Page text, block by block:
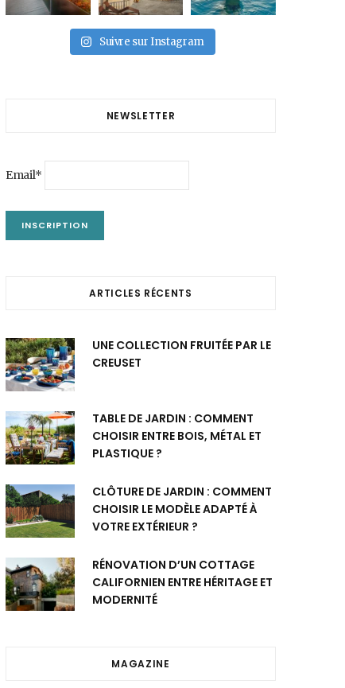
Suivre sur Instagram
NEWSLETTER
Email*
ARTICLES RÉCENTS
UNE COLLECTION FRUITÉE PAR LE
CREUSET
TABLE DE JARDIN : COMMENT
CHOISIR ENTRE BOIS, MÉTAL ET
PLASTIQUE ?
CLÔTURE DE JARDIN : COMMENT
CHOISIR LE MODÈLE ADAPTÉ À
VOTRE EXTÉRIEUR ?
RÉNOVATION D’UN COTTAGE
CALIFORNIEN ENTRE HÉRITAGE ET
MODERNITÉ
MAGAZINE